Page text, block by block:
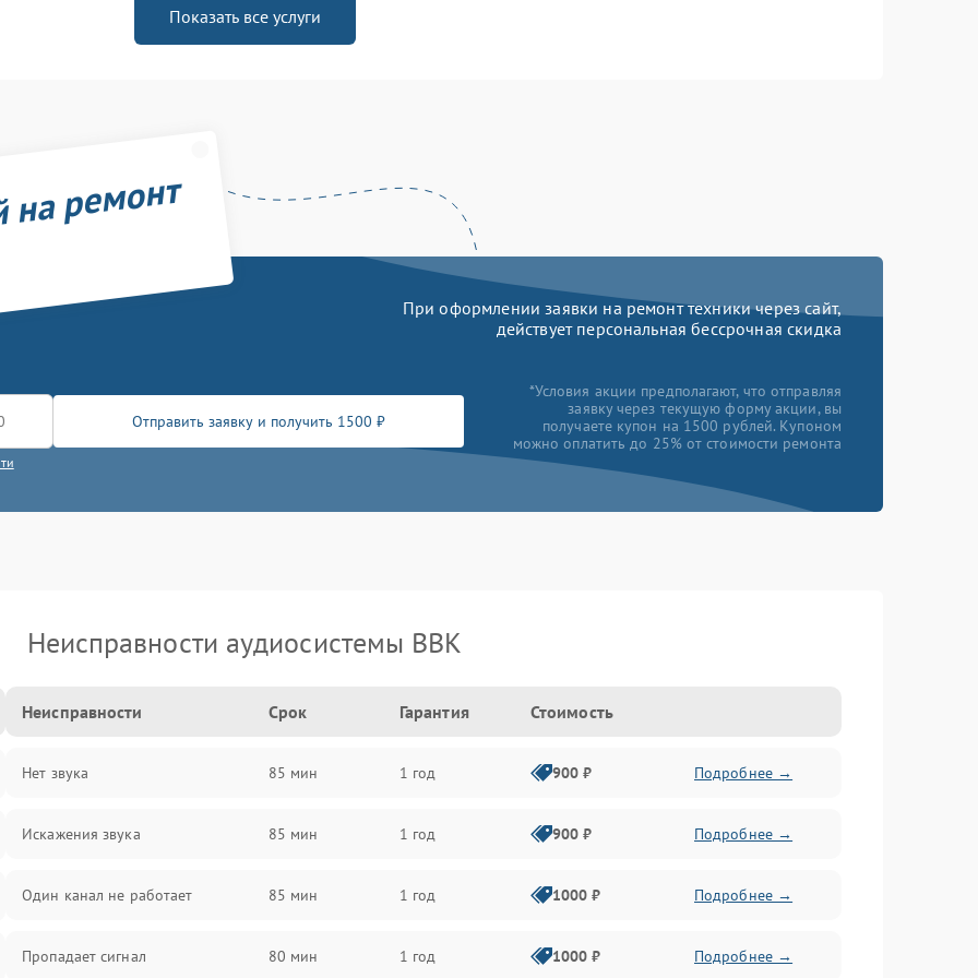
Показать все услуги
ремонт
При оформлении заявки на ремонт техники через сайт,
действует персональная бессрочная скидка
Отправить заявку и получить 1500 ₽
*Условия акции предполагают, что отправляя
заявку через текущую форму акции, вы
получаете купон на 1500 рублей. Купоном
можно оплатить до 25% от стоимости ремонта
Неисправности аудиосистемы BBK
Неисправности Срок Гарантия Стоимость
Нет звука 85 мин 1 год 900 ₽ Подробнее →
Искажения звука 85 мин 1 год 900 ₽ Подробнее →
Один канал не работает 85 мин 1 год 1000 ₽ Подробнее →
Пропадает сигнал 80 мин 1 год 1000 ₽ Подробнее →